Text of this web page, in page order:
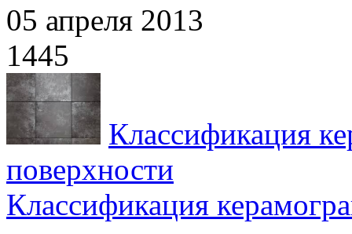
05 апреля 2013
1445
Классификация
поверхности
Классификация